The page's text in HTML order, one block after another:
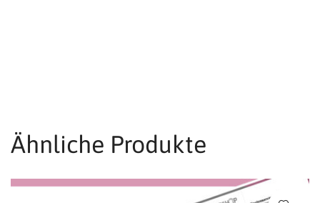
Ähnliche Produkte